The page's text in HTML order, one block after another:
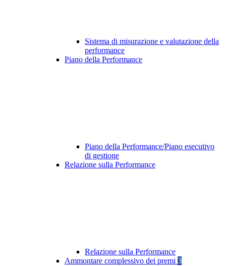
Sistema di misurazione e valutazione della
performance
Piano della Performance
Piano della Performance/Piano esecutivo
di gestione
Relazione sulla Performance
Relazione sulla Performance
Ammontare complessivo dei premi 3